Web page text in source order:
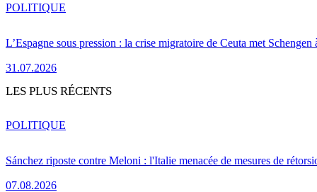
L’Espagne sous pression : la crise migratoire de Ceuta met Schengen
31.07.2026
POLITIQUE
LES PLUS RÉCENTS
Sánchez riposte contre Meloni : l'Italie menacée de mesures de
07.08.2026
POLITIQUE